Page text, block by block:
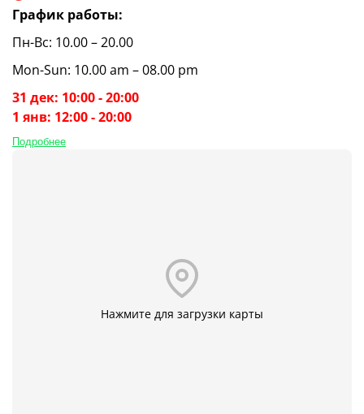
График работы:
Пн-Вс: 10.00 – 20.00
Mon-Sun: 10.00 am – 08.00 pm
31 дек: 10:00 - 20:00
1 янв: 12:00 - 20:00
Подробнее
Нажмите для загрузки карты